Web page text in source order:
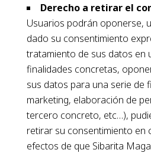
Derecho a retirar el
Usuarios podrán oponerse,
dado su consentimiento
tratamiento de sus datos en
finalidades concretas,
sus datos para una serie de
marketing, elaboración de
tercero concreto, etc…),
retirar su consentimiento en
efectos de que Sibarita